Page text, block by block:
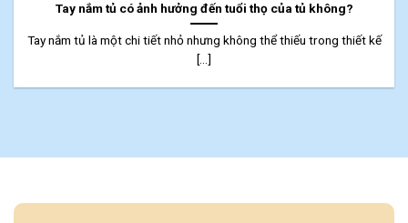
Tay nắm tủ có ảnh hưởng đến tuổi thọ của tủ không?
Tay nắm tủ là một chi tiết nhỏ nhưng không thể thiếu trong thiết kế
[...]